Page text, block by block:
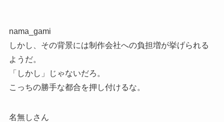
nama_gami
しかし、その背景には制作会社への負担増が挙げられる
ようだ。
「しかし」じゃないだろ。
こっちの勝手な都合を押し付けるな。
名無しさん